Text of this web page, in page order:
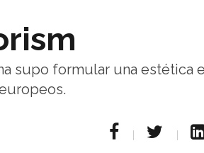
supo formular una estética